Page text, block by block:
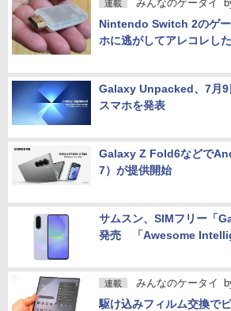
連載 みんなのケータイ
Nintendo Switch 2のゲ
ホに逃がしてアレコレした
Galaxy Unpacked、7月
スマホを発表
Galaxy Z Fold6などで
7）が提供開始
サムスン、SIMフリー「
発売 「Awesome
連載 みんなのケータイ
駆け込みフィルム交換で